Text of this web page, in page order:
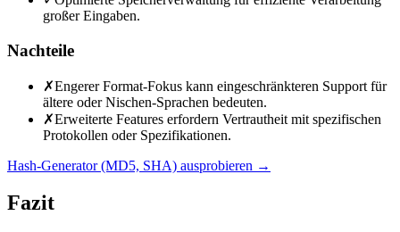
großer Eingaben.
Nachteile
✗Engerer Format-Fokus kann eingeschränkteren Support für
ältere oder Nischen-Sprachen bedeuten.
✗Erweiterte Features erfordern Vertrautheit mit spezifischen
Protokollen oder Spezifikationen.
Hash-Generator (MD5, SHA) ausprobieren →
Fazit